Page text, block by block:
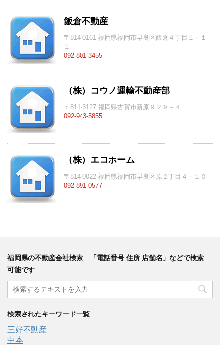
飯倉不動産
〒814-0161 福岡県福岡市早良区飯倉４丁目１－１
１
092-801-3455
（株）コウノ運輸不動産部
〒811-3127 福岡県古賀市新原９２９－４
092-943-5855
（株）エコホーム
〒814-0022 福岡県福岡市早良区原２丁目４－１０
092-891-0577
福岡県の不動産会社検索 「電話番号 住所 店舗名」などで検索
可能です
検索されたキーワード一覧
三好不動産
中本